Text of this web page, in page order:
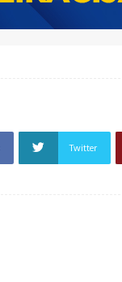
Twitter